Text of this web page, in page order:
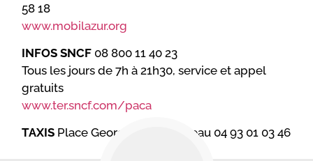
58 18
www.mobilazur.org
INFOS SNCF 08 800 11 40 23
Tous les jours de 7h à 21h30, service et appel
gratuits
www.ter.sncf.com/paca
TAXIS Place Georges Clemenceau 04 93 01 03 46